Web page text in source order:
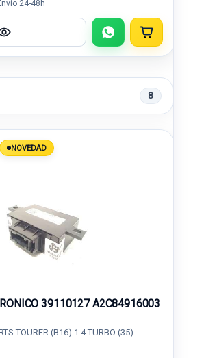
24-48h
8
NOVEDAD
39110127 A2C84916003
TOURER (B16) 1.4 TURBO (35)